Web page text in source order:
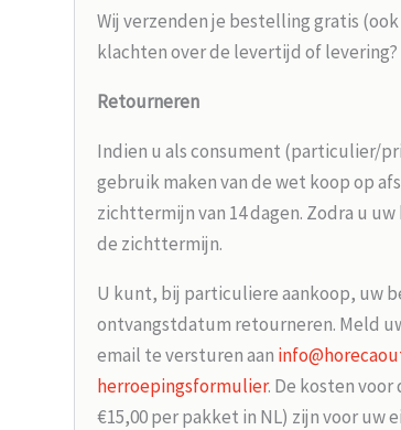
Wij verzenden je bestelling gratis
klachten over de levertijd of
Retourneren
Indien u als consument (particulier/
gebruik maken van de wet koop op
zichttermijn van 14 dagen. Zodra u
de zichttermijn.
U kunt, bij particuliere aankoop, uw
ontvangstdatum retourneren. Meld
email te versturen aan
herroepingsformulier. De kosten
€15,00 per pakket in NL) zijn voor uw